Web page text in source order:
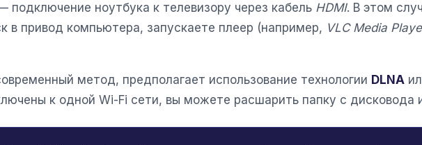
ноутбука к телевизору через кабель HDMI. В этом
в привод компьютера, запускаете плеер (например, VLC Media
метод, предполагает использование технологии DLNA
к одной Wi-Fi сети, вы можете расшарить папку с дисковода